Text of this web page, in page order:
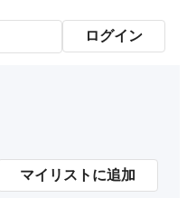
ログイン
マイリストに追加